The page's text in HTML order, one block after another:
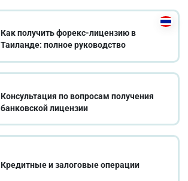
Как получить форекс-лицензию в
Таиланде: полное руководство
Консультация по вопросам получения
банковской лицензии
Кредитные и залоговые операции